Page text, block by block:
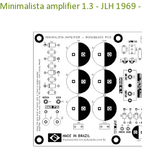
Minimalista amplifier 1.3 - JLH 1969 -